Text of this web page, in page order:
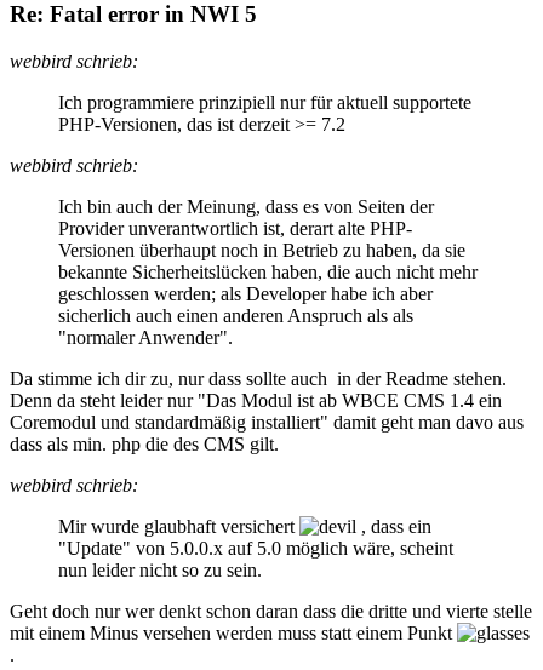
Re: Fatal error in NWI 5
webbird schrieb:
Ich programmiere prinzipiell nur für aktuell supportete
PHP-Versionen, das ist derzeit >= 7.2
webbird schrieb:
Ich bin auch der Meinung, dass es von Seiten der
Provider unverantwortlich ist, derart alte PHP-
Versionen überhaupt noch in Betrieb zu haben, da sie
bekannte Sicherheitslücken haben, die auch nicht mehr
geschlossen werden; als Developer habe ich aber
sicherlich auch einen anderen Anspruch als als
"normaler Anwender".
Da stimme ich dir zu, nur dass sollte auch in der Readme stehen.
Denn da steht leider nur "Das Modul ist ab WBCE CMS 1.4 ein
Coremodul und standardmäßig installiert" damit geht man davo aus
dass als min. php die des CMS gilt.
webbird schrieb:
Mir wurde glaubhaft versichert
, dass ein
"Update" von 5.0.0.x auf 5.0 möglich wäre, scheint
nun leider nicht so zu sein.
Geht doch nur wer denkt schon daran dass die dritte und vierte stelle
mit einem Minus versehen werden muss statt einem Punkt
.